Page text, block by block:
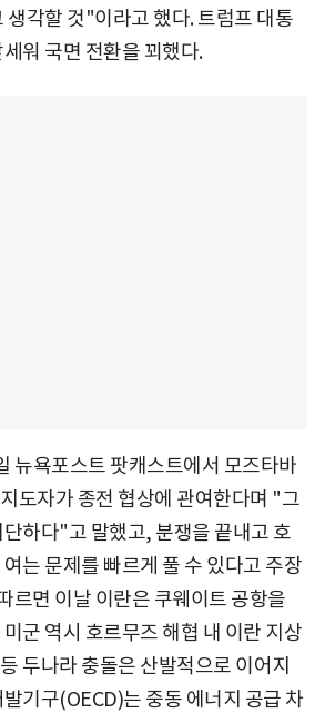
생각할 것"이라고 했다. 트럼프 대통
워 국면 전환을 꾀했다.
뉴욕포스트 팟캐스트에서 모즈타바
도자가 종전 협상에 관여한다며 "그
하다"고 말했고, 분쟁을 끝내고 호
는 문제를 빠르게 풀 수 있다고 주장
르면 이날 이란은 쿠웨이트 공항을
군 역시 호르무즈 해협 내 이란 지상
두나라 충돌은 산발적으로 이어지
기구(OECD)는 중동 에너지 공급 차